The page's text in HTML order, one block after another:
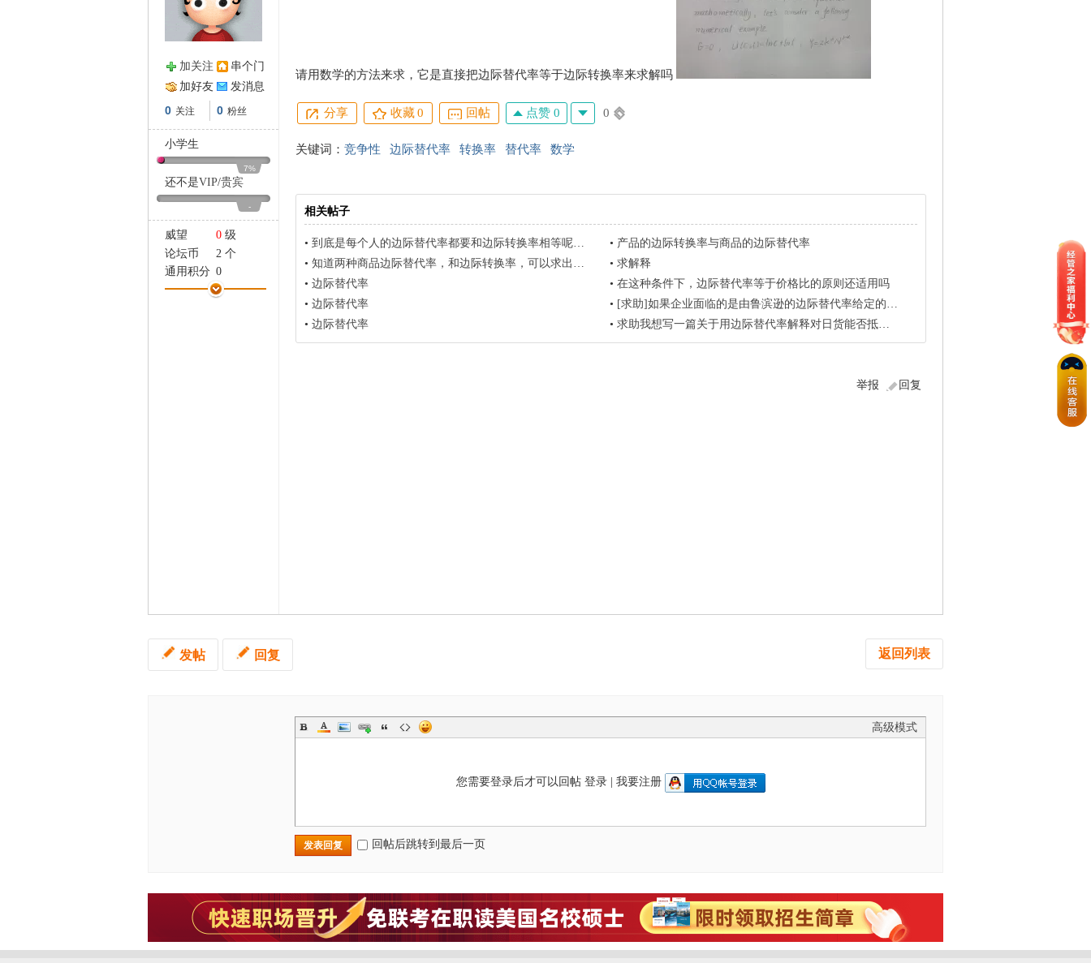
加关注
串个门
加好友
发消息
0 关注 0 粉丝
小学生
7%
还不是VIP/贵宾
-
威望 0 级
论坛币
2 个
通用积分 0
学术水平
0 点
请用数学的方法来求，它是直接把边际替代率等于边际转换率来求解吗
分享 收藏0 回帖 点赞 0 0
关键词： 竞争性 边际替代率 转换率 替代率 数学
相关帖子
• 到底是每个人的边际替代率都要和边际转换率相等呢？还是所有人的 • 产品的边际转换率与商品的边际替代率
• 知道两种商品边际替代率，和边际转换率，可以求出它们的边际技术替代率吗？ • 求解释
• 边际替代率 • 在这种条件下，边际替代率等于价格比的原则还适用吗
• 边际替代率 • [求助]如果企业面临的是由鲁滨逊的边际替代率给定的价格
• 边际替代率 • 求助我想写一篇关于用边际替代率解释对日货能否抵制的论文
回复
举报
返回列表
发帖 回复
高级模式
您需要登录后才可以回帖 登录| 我要注册
发表回复 回帖后跳转到最后一页